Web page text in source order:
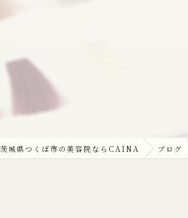
茨城県つくば市の美容院ならCAINA ブログ